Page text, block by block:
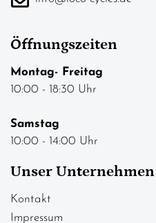
Öffnungszeiten
Montag- Freitag
10:00 - 18:30 Uhr
Samstag
10:00 - 14:00 Uhr
Unser Unternehmen
Kontakt
Impressum